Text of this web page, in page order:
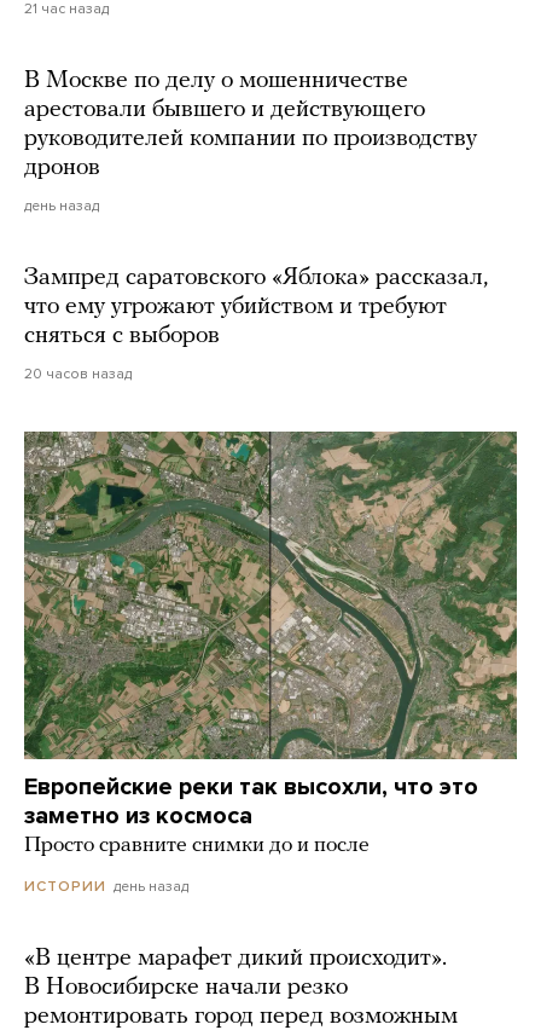
21 час назад
В Москве по делу о мошенничестве
арестовали бывшего и действующего
руководителей компании по производству
дронов
день назад
Зампред саратовского «Яблока» рассказал,
что ему угрожают убийством и требуют
сняться с выборов
20 часов назад
Европейские реки так высохли, что это
заметно из космоса
Просто сравните снимки до и после
ИСТОРИИ день назад
«В центре марафет дикий происходит».
В Новосибирске начали резко
ремонтировать город перед возможным